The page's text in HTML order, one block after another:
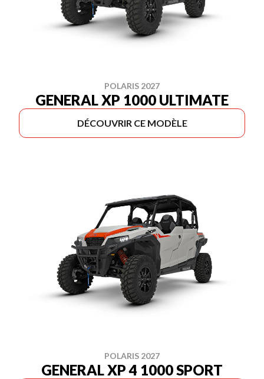
POLARIS 2027
GENERAL XP 1000 ULTIMATE
DÉCOUVRIR CE MODÈLE
POLARIS 2027
GENERAL XP 4 1000 SPORT